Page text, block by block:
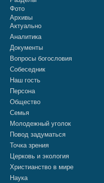
Фото
Архивы
Актуально
Аналитика
Документы
Вопросы богословия
Собеседник
Наш гость
Персона
Общество
Семья
Молодежный уголок
Повод задуматься
Точка зрения
Церковь и экология
Христианство в мире
Наука